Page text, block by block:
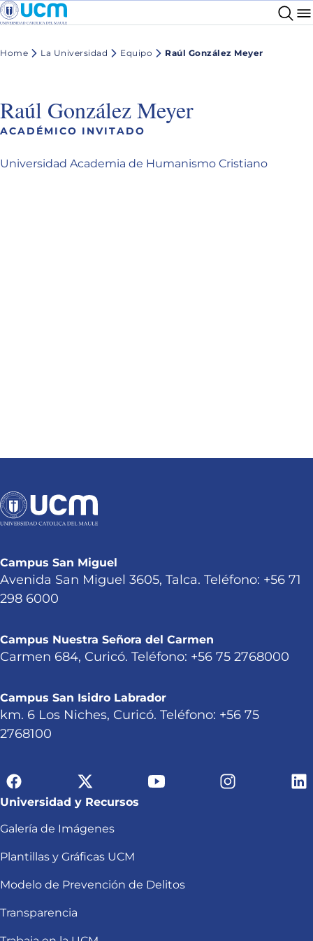
Home La Universidad Equipo Raúl González Meyer
Raúl González Meyer
ACADÉMICO INVITADO
Universidad Academia de Humanismo Cristiano
Campus San Miguel
Avenida San Miguel 3605, Talca. Teléfono: +56 71
298 6000
Campus Nuestra Señora del Carmen
Carmen 684, Curicó. Teléfono: +56 75 2768000
Campus San Isidro Labrador
km. 6 Los Niches, Curicó. Teléfono: +56 75
2768100
Universidad y Recursos
Galería de Imágenes
Plantillas y Gráficas UCM
Modelo de Prevención de Delitos
Transparencia